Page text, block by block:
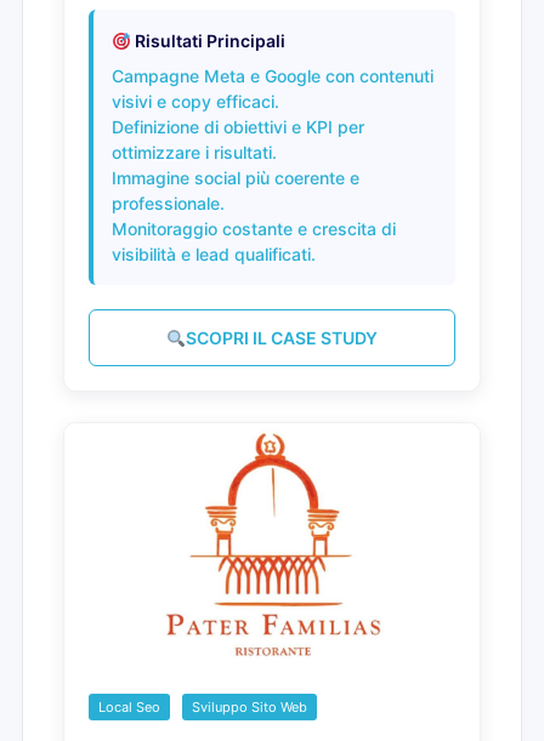
Risultati Principali
Campagne Meta e Google con contenuti
visivi e copy efficaci.
Definizione di obiettivi e KPI per
ottimizzare i risultati.
Immagine social più coerente e
professionale.
Monitoraggio costante e crescita di
visibilità e lead qualificati.
SCOPRI IL CASE STUDY
Local Seo Sviluppo Sito Web